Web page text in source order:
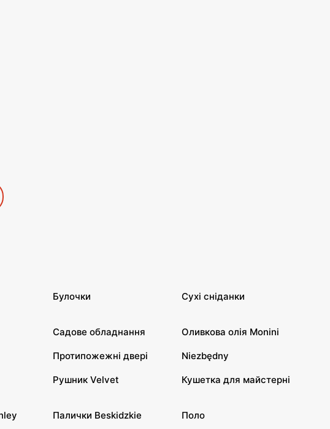
Булочки Сухі сніданки
Садове обладнання Оливкова олія Monini
Протипожежні двері Niezbędny
Рушник Velvet Кушетка для майстерні
Палички Beskidzkie Поло